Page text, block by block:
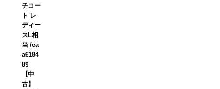
チコー
ト レ
ディー
スL相
当 /ea
a6184
89
【中
古】